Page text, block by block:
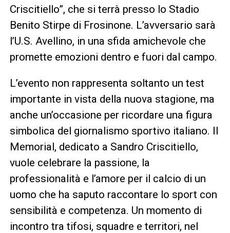
Criscitiello”, che si terrà presso lo Stadio
Benito Stirpe di Frosinone. L’avversario sarà
l’U.S. Avellino, in una sfida amichevole che
promette emozioni dentro e fuori dal campo.
L’evento non rappresenta soltanto un test
importante in vista della nuova stagione, ma
anche un’occasione per ricordare una figura
simbolica del giornalismo sportivo italiano. Il
Memorial, dedicato a Sandro Criscitiello,
vuole celebrare la passione, la
professionalità e l’amore per il calcio di un
uomo che ha saputo raccontare lo sport con
sensibilità e competenza. Un momento di
incontro tra tifosi, squadre e territori, nel